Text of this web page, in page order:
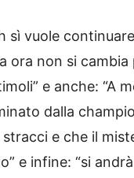
sì vuole
ora non si
e anche: “A
dalla
e che il
e infine: “si